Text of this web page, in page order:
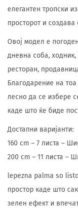
елегантен тропски
просторот и
Овој модел е
дневна соба,
ресторан,
Благодарение на
лесно да се избере
каде што ќе биде
Достапни варијанти:
160 cm – 7 листа –
200 cm – 11 листа –
lepezna palma so
простор каде што
зелен ефект и